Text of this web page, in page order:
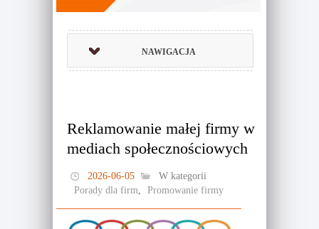
NAWIGACJA
Reklamowanie małej firmy w
mediach społecznościowych
2026-06-05
W kategorii
Porady dla firm, Promowanie firmy